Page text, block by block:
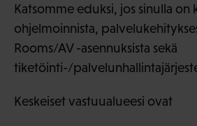
Katsomme eduksi, jos sinulla on
ohjelmoinnista,
Rooms/AV -asennuksista sekä
tiketöinti-/
Keskeiset vastuualueesi ovat